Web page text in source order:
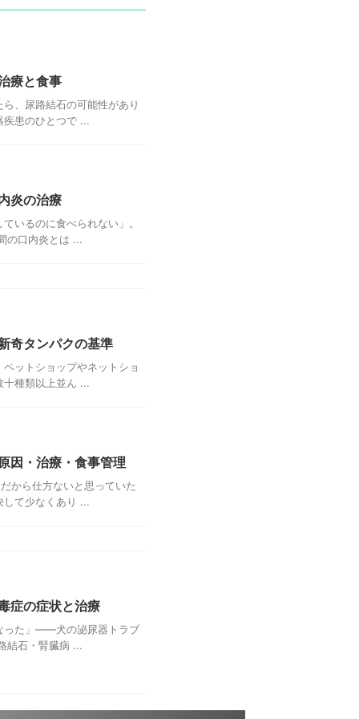
療と食事
、尿路結石の可能性があり
疾患のひとつで ...
炎の治療
いるのに食べられない」。
の口内炎とは ...
奇タンパクの基準
ットショップやネットショ
十種類以上並ん ...
因・治療・食事管理
から仕方ないと思っていた
て少なくあり ...
症の症状と治療
った」——犬の泌尿器トラブ
結石・腎臓病 ...